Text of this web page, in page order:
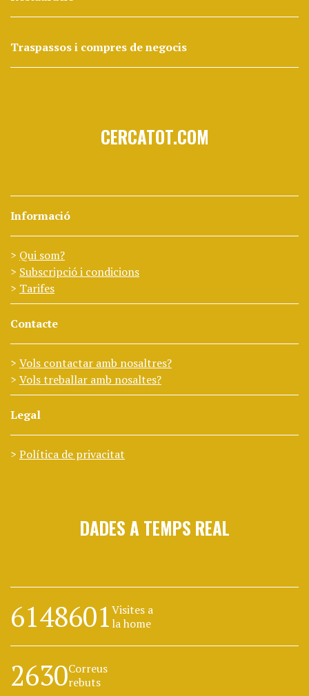
Traspassos i compres de negocis
CERCATOT.COM
Informació
Qui som?
Subscripció i condicions
Tarifes
Contacte
Vols contactar amb nosaltres?
Vols treballar amb nosaltes?
Legal
Política de privacitat
DADES A TEMPS REAL
6148601Visites a
la home
2630Correus
rebuts